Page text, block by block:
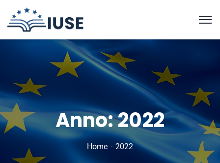
Anno:2022
Home 2022